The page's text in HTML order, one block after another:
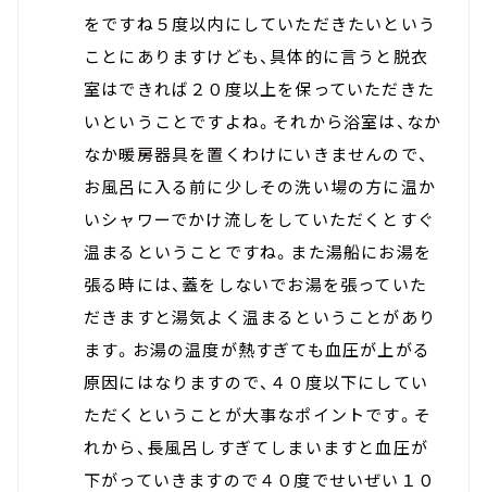
をですね５度以内にしていただきたいという
ことにありますけども、具体的に言うと脱衣
室はできれば２０度以上を保っていただきた
いということですよね。それから浴室は、なか
なか暖房器具を置くわけにいきませんので、
お風呂に入る前に少しその洗い場の方に温か
いシャワーでかけ流しをしていただくとすぐ
温まるということですね。また湯船にお湯を
張る時には、蓋をしないでお湯を張っていた
だきますと湯気よく温まるということがあり
ます。お湯の温度が熱すぎても血圧が上がる
原因にはなりますので、４０度以下にしてい
ただくということが大事なポイントです。そ
れから、長風呂しすぎてしまいますと血圧が
下がっていきますので４０度でせいぜい１０